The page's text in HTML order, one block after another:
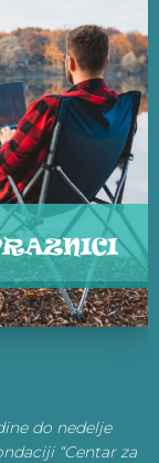
do nedelje
“Centar za